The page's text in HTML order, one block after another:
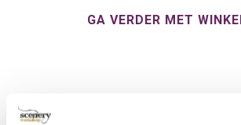
GA VERDER MET